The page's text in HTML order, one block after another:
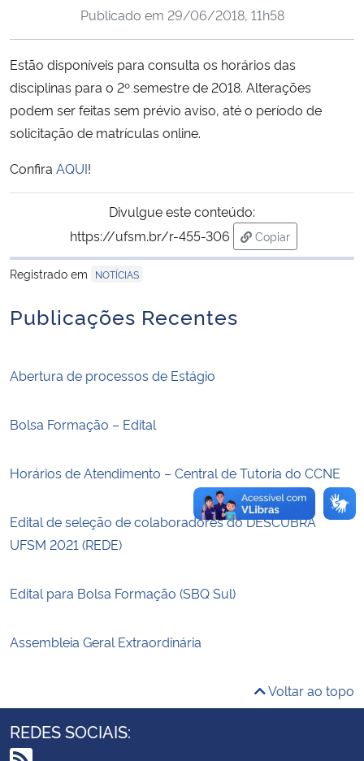
Ministério da Cidadania
Ministério de Minas e Energia
Ministério da Ciência, Tecnologia, Inovações e Comunicações
Ministério do Turismo
Ministério do Desenvolvimento Regional
Controladoria-Geral da União
Advocacia-Geral da União
Publicado em 29/06/2018, 11h58
Estão disponíveis para consulta os horários das
disciplinas para o 2º semestre de 2018. Alterações
podem ser feitas sem prévio aviso, até o período de
solicitação de matrículas online.
Confira AQUI!
Divulgue este conteúdo:
https://ufsm.br/r-455-306
Copiar
para área de
Registrado em
NOTÍCIAS
Publicações Recentes
Abertura de processos de Estágio
Bolsa Formação – Edital
Horários de Atendimento – Central de Tutoria do CCNE
Edital de seleção de colaboradores do DESCUBRA
UFSM 2021 (REDE)
Edital para Bolsa Formação (SBQ Sul)
Assembleia Geral Extraordinária
Voltar ao topo
REDES SOCIAIS: